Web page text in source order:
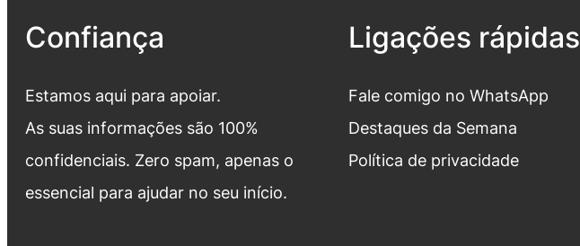
Confiança
Estamos aqui para apoiar.
As suas informações são 100%
confidenciais. Zero spam, apenas o
essencial para ajudar no seu início.
Ligações rápidas
Fale comigo no WhatsApp
Destaques da Semana
Política de privacidade